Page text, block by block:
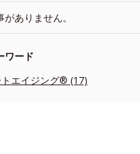
ありません。
ワード
エイジング® (17)